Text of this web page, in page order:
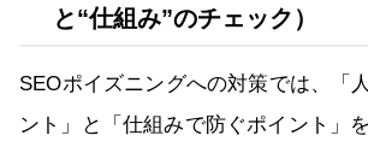
と“仕組み”のチェック）
SEOポイズニングへの対策では、「
ント」と「仕組みで防ぐポイント」